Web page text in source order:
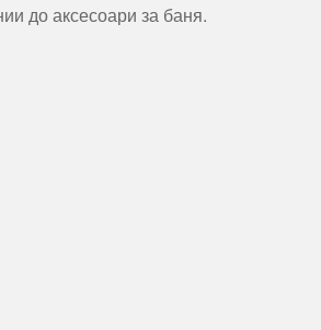
до аксесоари за баня.